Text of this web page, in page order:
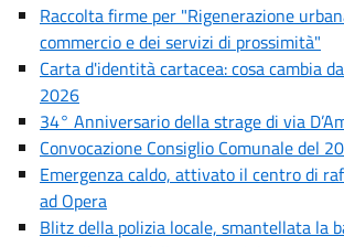
Raccolta firme per "Rigenerazione
commercio e dei servizi di prossimità"
Carta d'identità cartacea: cosa cambia
2026
34° Anniversario della strage di via
Convocazione Consiglio Comunale del
Emergenza caldo, attivato il centro di
ad Opera
Blitz della polizia locale, smantellata la